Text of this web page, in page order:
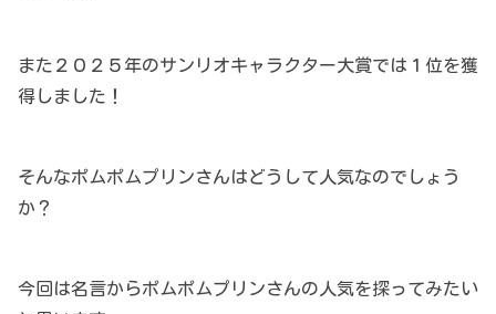
また２０２５年のサンリオキャラクター大賞では１位を獲
得しました！
そんなポムポムプリンさんはどうして人気なのでしょう
か？
今回は名言からポムポムプリンさんの人気を探ってみたい